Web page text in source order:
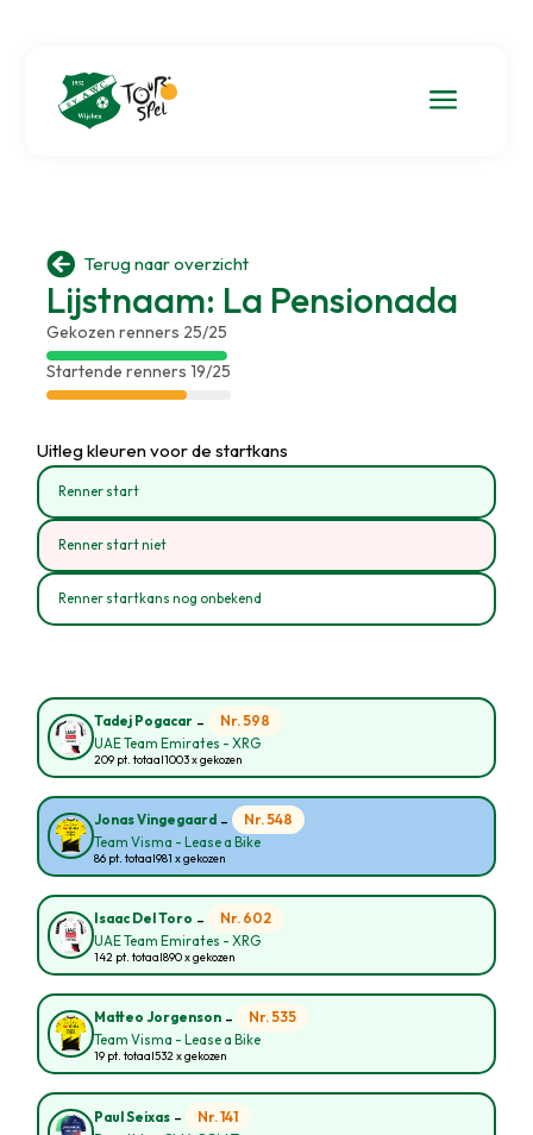
a
 Terug naar overzicht
Lijstnaam: La Pensionada
Gekozen renners 25/25
Startende renners 19/25
Uitleg kleuren voor de startkans
Renner start
Renner start niet
Renner startkans nog onbekend
Tadej Pogacar - Nr. 598
UAE Team Emirates - XRG
209 pt. totaal1003 x gekozen
Jonas Vingegaard - Nr. 548
Team Visma - Lease a Bike
86 pt. totaal981 x gekozen
Isaac Del Toro - Nr. 602
UAE Team Emirates - XRG
142 pt. totaal890 x gekozen
Matteo Jorgenson - Nr. 535
Team Visma - Lease a Bike
19 pt. totaal532 x gekozen
Paul Seixas - Nr. 141